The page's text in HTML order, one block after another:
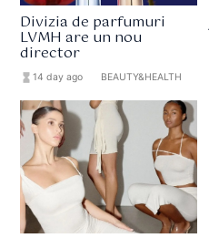
Divizia de parfumuri
LVMH are un nou
director
hourglass_full14 day ago BEAUTY&HEALTH